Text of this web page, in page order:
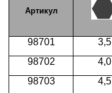
Артикул
98701 3,5
98702
4,0
98703
4,5